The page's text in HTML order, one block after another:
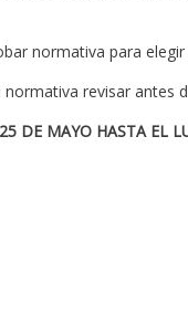
normativa para
revisar antes
DE MAYO HASTA EL